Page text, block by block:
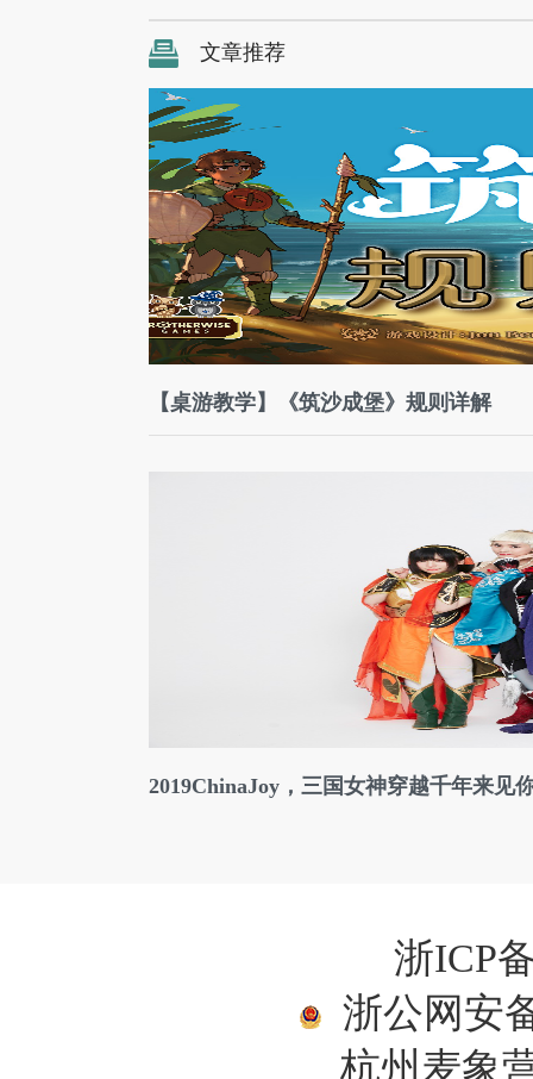
文章推荐
【桌游教学】《筑沙成堡》规则详解
2019ChinaJoy，三国女神穿越千年来见
浙ICP
浙公网安
杭州麦象